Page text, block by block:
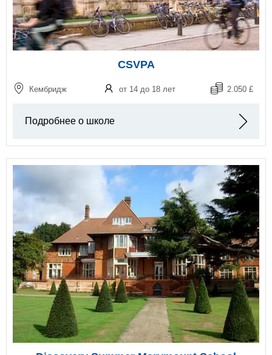
CSVPA
Кембридж от 14 до 18 лет 2.050 £
Подробнее о школе